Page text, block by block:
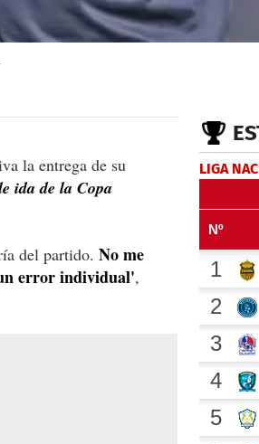
la entrega de su
ida de la Copa
del partido. No me
error individual',
LIGA